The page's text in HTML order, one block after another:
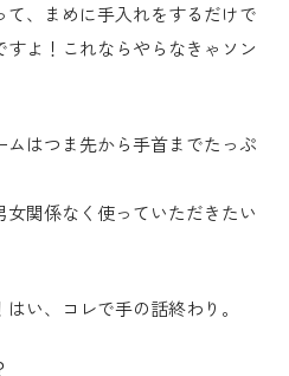
、まめに手入れをするだけで
よ！これならやらなきゃソン
はつま先から手首までたっぷ
関係なく使っていただきたい
い、コレで手の話終わり。